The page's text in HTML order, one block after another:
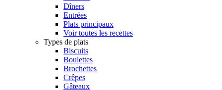
Dîners
Entrées
Plats principaux
Voir toutes les recettes
Types de plats
Biscuits
Boulettes
Brochettes
Crêpes
Gâteaux